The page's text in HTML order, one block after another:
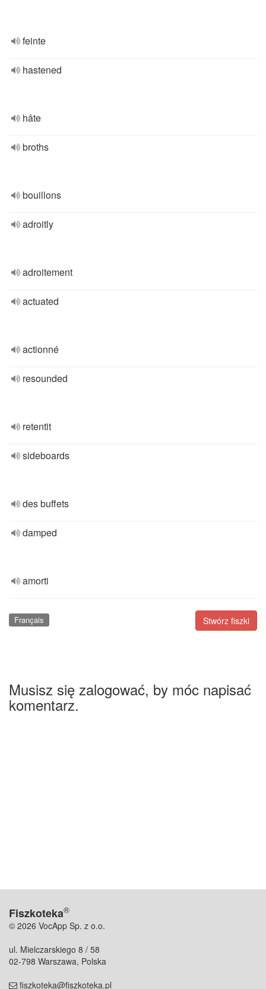
feinte
hastened
hâte
broths
bouillons
adroitly
adroitement
actuated
actionné
resounded
retentit
sideboards
des buffets
damped
amorti
Stwórz fiszki
Français
Musisz się zalogować, by móc napisać
komentarz.
Fiszkoteka®
© 2026 VocApp Sp. z o.o.
ul. Mielczarskiego 8 / 58
02-798 Warszawa, Polska
fiszkoteka@fiszkoteka.pl